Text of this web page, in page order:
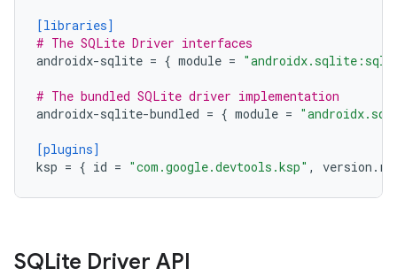
[libraries]
# The SQLite Driver interfaces
androidx-sqlite = { module =
# The bundled SQLite driver implementation
androidx-sqlite-bundled = { module =
[plugins]
ksp = { id = "com.google.devtools.ksp" , version .
SQLite Driver API